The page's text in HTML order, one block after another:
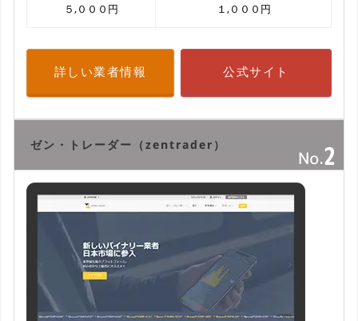
５,０００円 １,０００円
詳しい業者情報 公式サイト
ゼン・トレーダー（zentrader）